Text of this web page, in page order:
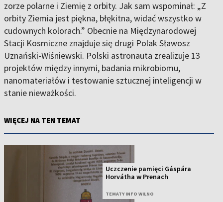
zorze polarne i Ziemię z orbity. Jak sam wspominał: „Z
orbity Ziemia jest piękna, błękitna, widać wszystko w
cudownych kolorach.” Obecnie na Międzynarodowej
Stacji Kosmiczne znajduje się drugi Polak Sławosz
Uznański-Wiśniewski. Polski astronauta zrealizuje 13
projektów między innymi, badania mikrobiomu,
nanomateriałów i testowanie sztucznej inteligencji w
stanie nieważkości.
WIĘCEJ NA TEN TEMAT
Uczczenie pamięci Gáspára
Horvátha w Prenach
TEMATY INFO WILNO